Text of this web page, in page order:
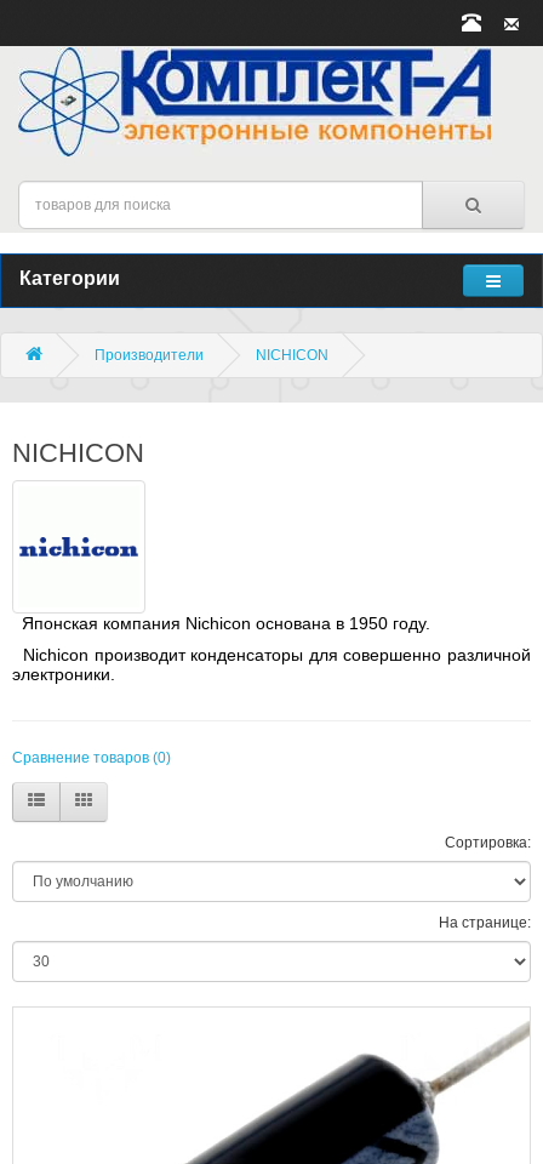
Категории
Производители NICHICON
NICHICON
Японская компания Nichicon основана в 1950 году.
Nichicon производит конденсаторы для совершенно различной
электроники.
Сравнение товаров (0)
Сортировка:
На странице: